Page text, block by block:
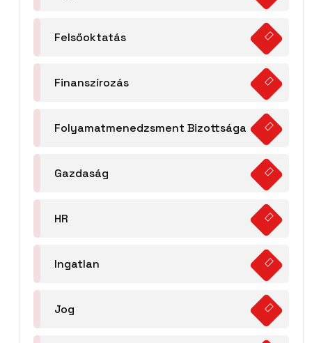
Felsőoktatás
Finanszírozás
Folyamatmenedzsment Bizottsága
Gazdaság
HR
Ingatlan
Jog